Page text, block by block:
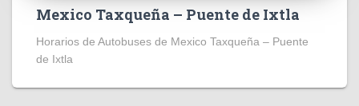
Mexico Taxqueña – Puente de Ixtla
Horarios de Autobuses de Mexico Taxqueña – Puente
de Ixtla